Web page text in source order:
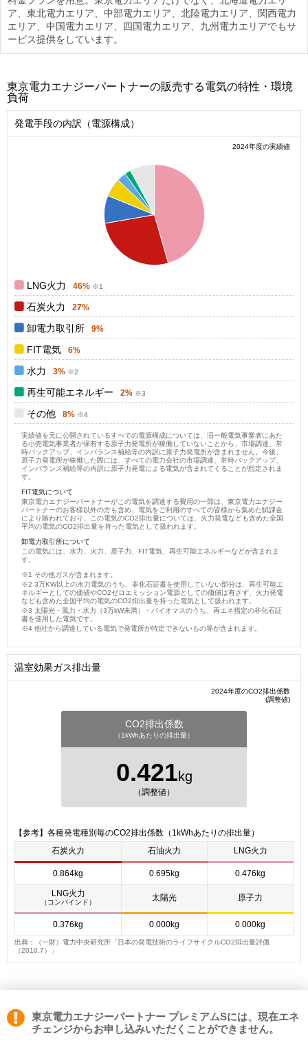
ア、東北電力エリア、中部電力エリア、北陸電力エリア、関西電力
エリア、中国電力エリア、四国電力エリア、九州電力エリアでもサ
ービス提供をしています。
東京電力エナジーパートナーの販売する電気の特性・環境
負荷
発電手段の内訳（電源構成）
2024年度の実績値
LNG火力 46%
石炭火力 27%
卸電力取引所 9%
FIT電気 6%
水力 3%
再生可能エネルギー 2%
その他 8%
実績値を元に公開されているすべての電源構成については、旧一般電気事業者にあた
る小売電気事業者が保有する原子力発電所が稼働していないことから、市場調達、常
時バックアップ、インバランス補給等の内訳に原子力発電所が含まれません。今後、
原子力発電所が稼働した際には、すべての電力会社の市場調達、常時バックアップ、
インバランス補給等の内訳に原子力発電による電気が含まれてくることが想定されま
す。
FIT電気について
東京電力エナジーパートナーがこの電気を調達する費用の一部は、東京電力エナジー
パートナーのお客様以外の方も含め、電気をご利用のすべての皆様から集めた賦課金
により賄われており、この電気のCO2排出量については、火力発電なども含めた全国
平均の電気のCO2排出量を持った電気として扱われます。
卸電力取引所について
この電気には、水力、火力、原子力、FIT電気、再生可能エネルギーなどが含まれま
す。
その他ガスが含まれます。
3万KW以上の水力電気のうち、非化石証書を使用していない部分は、再生可能エ
ネルギーとしての価値やCO2ゼロエミッション電源としての価値は有さず、火力発電
なども含めた全国平均の電気のCO2排出量を持った電気として扱われます。
太陽光・風力・水力（3万kW未満）・バイオマスのうち、再エネ指定の非化石証
書を使用した電気です。
他社から調達している電気で発電所が特定できないもの等が含まれます。
温室効果ガス排出量
2024年度のCO2排出係数
(調整値)
CO2排出係数
（1kWhあたりの排出量）
0.421kg
（調整値）
【参考】各種発電種別毎のCO2排出係数（1kWhあたりの排出量）
石炭火力
石油火力 LNG火力
0.864kg 0.695kg 0.476kg
LNG火力
（コンバインド） 太陽光 原子力
0.376kg 0.000kg 0.000kg
出典：（一財）電力中央研究所「日本の発電技術のライフサイクルCO2排出量評価
（2010.7）」
東京電力エナジーパートナー プレミアムSには、現在エネ
チェンジからお申し込みいただくことができません。